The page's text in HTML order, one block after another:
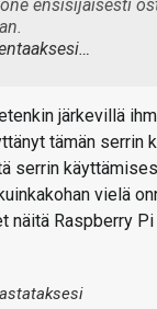
ensisijaisesti
järkevillä
tämän serrin
serrin
vielä
näitä Raspberry Pi